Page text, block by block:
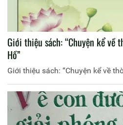
Giới thiệu sách: “Chuyện kể về
Hồ”
Giới thiệu sách: “Chuyện kể về